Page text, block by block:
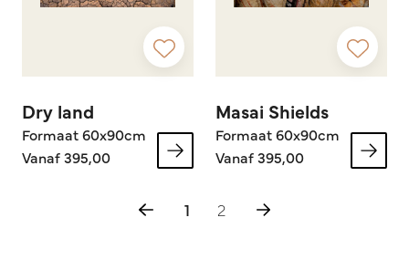
Dry land
Formaat 60x90cm
Vanaf 395,00
Masai Shields
Formaat 60x90cm
Vanaf 395,00
1 2